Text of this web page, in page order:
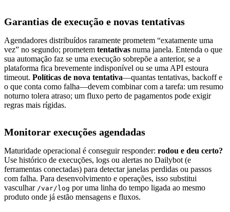
Garantias de execução e novas tentativas
Agendadores distribuídos raramente prometem “exatamente uma
vez” no segundo; prometem tentativas numa janela. Entenda o que
sua automação faz se uma execução sobrepõe a anterior, se a
plataforma fica brevemente indisponível ou se uma API estoura
timeout. Políticas de nova tentativa—quantas tentativas, backoff e
o que conta como falha—devem combinar com a tarefa: um resumo
noturno tolera atraso; um fluxo perto de pagamentos pode exigir
regras mais rígidas.
Monitorar execuções agendadas
Maturidade operacional é conseguir responder: rodou e deu certo?
Use histórico de execuções, logs ou alertas no Dailybot (e
ferramentas conectadas) para detectar janelas perdidas ou passos
com falha. Para desenvolvimento e operações, isso substitui
vasculhar /var/log por uma linha do tempo ligada ao mesmo
produto onde já estão mensagens e fluxos.